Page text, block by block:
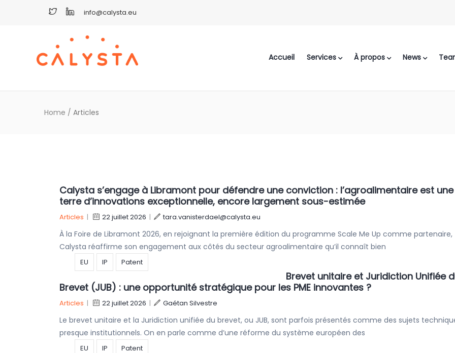
info@calysta.eu
Accueil Services À propos News
Home / Articles
Calysta s’engage à Libramont pour défendre une conviction : l’agroalimentaire est une
terre d’innovations exceptionnelle, encore largement sous-estimée
Articles | 22 juillet 2026 | tara.vanisterdael@calysta.eu
À la Foire de Libramont 2026, en rejoignant la première édition du programme Scale Me Up comme partenaire,
Calysta réaffirme son engagement aux côtés du secteur agroalimentaire qu’il connaît bien
EU IP Patent
Brevet unitaire et Juridiction Unifiée
Brevet (JUB) : une opportunité stratégique pour les PME innovantes ?
Articles | 22 juillet 2026 | Gaétan Silvestre
Le brevet unitaire et la Juridiction unifiée du brevet, ou JUB, sont parfois présentés comme des sujets
presque institutionnels. On en parle comme d’une réforme du système européen des
EU IP Patent